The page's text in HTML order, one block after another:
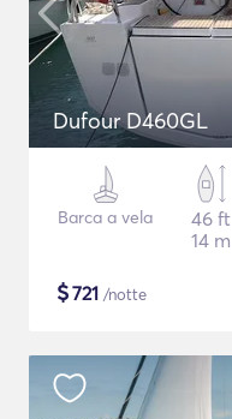
Dufour D460GL
Barca a vela
46 ft
14 m
$721 /notte